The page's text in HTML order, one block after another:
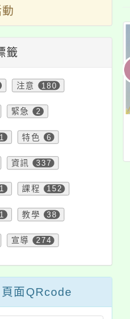
籤
注意 180
緊急 2
特色 6
資訊 337
課程 152
教學 38
宣導 274
頁面QRcode
旨：本局辦理113年
114年「文化部校外
文化體驗計畫」，歡
參加，請查照。